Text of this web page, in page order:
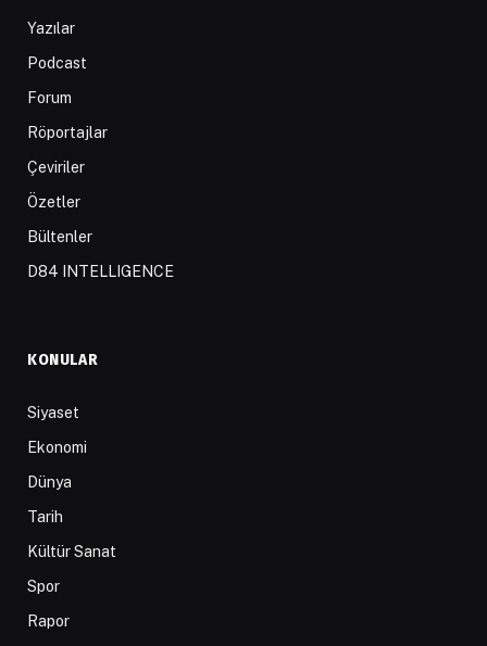
Yazılar
Podcast
Forum
Röportajlar
Çeviriler
Özetler
Bültenler
D84 INTELLIGENCE
KONULAR
Siyaset
Ekonomi
Dünya
Tarih
Kültür Sanat
Spor
Rapor